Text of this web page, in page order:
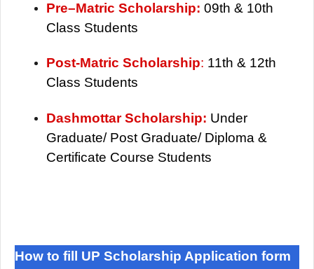
Pre–Matric Scholarship: 09th & 10th
Class Students
Post-Matric Scholarship: 11th & 12th
Class Students
Dashmottar Scholarship: Under
Graduate/ Post Graduate/ Diploma &
Certificate Course Students
How to fill UP Scholarship Application form